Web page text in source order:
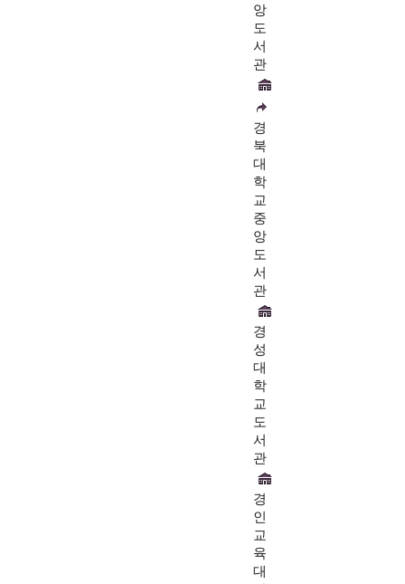
앙
도
서
관
경
북
대
학
교
중
앙
도
서
관
경
성
대
학
교
도
서
관
경
인
교
육
대